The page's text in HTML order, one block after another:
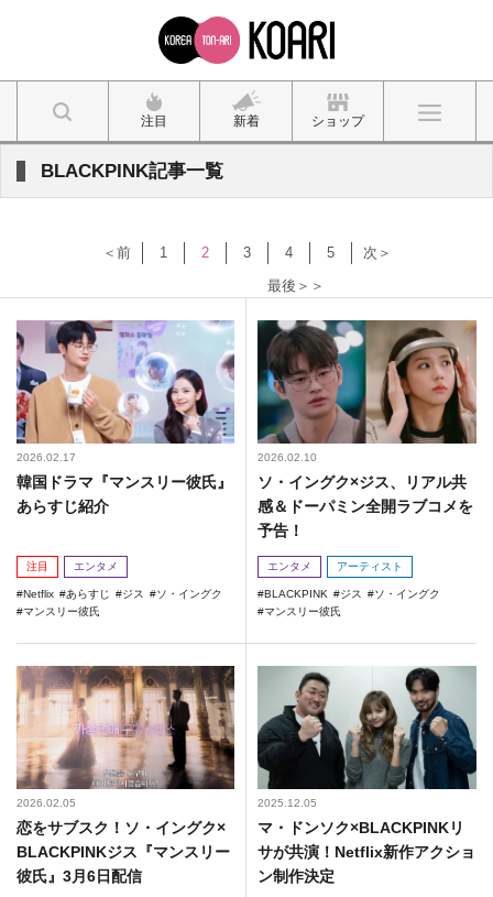
注目 新着 ショップ
BLACKPINK記事一覧
＜前 1 2 3 4 5
次＞
最後＞＞
2026.02.17
韓国ドラマ『マンスリー彼氏』
あらすじ紹介
注目 エンタメ
Netflix あらすじ ジス
ソ・イングク
マンスリー彼氏
2026.02.10
ソ・イングク×ジス、リアル共
感＆ドーパミン全開ラブコメを
予告！
エンタメ アーティスト
BLACKPINK ジス
ソ・イングク
マンスリー彼氏
2026.02.05
恋をサブスク！ソ・イングク×
BLACKPINKジス『マンスリー
彼氏』3月6日配信
2025.12.05
マ・ドンソク×BLACKPINKリ
サが共演！Netflix新作アクショ
ン制作決定